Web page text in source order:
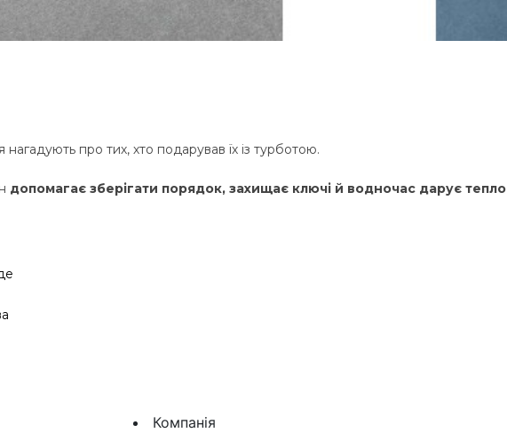
про тих, хто подарував їх із турботою.
допомагає зберігати порядок, захищає ключі й водночас дарує тепло
Компанія